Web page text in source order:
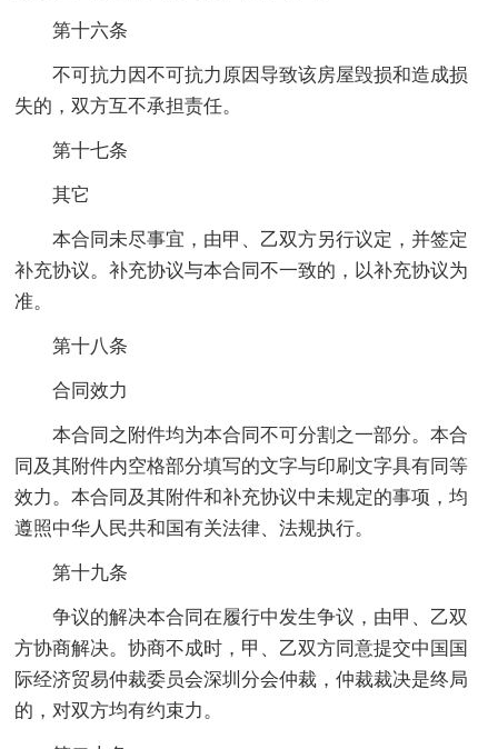
第十六条
不可抗力因不可抗力原因导致该房屋毁损和造成损
失的，双方互不承担责任。
第十七条
其它
本合同未尽事宜，由甲、乙双方另行议定，并签定
补充协议。补充协议与本合同不一致的，以补充协议为
准。
第十八条
合同效力
本合同之附件均为本合同不可分割之一部分。本合
同及其附件内空格部分填写的文字与印刷文字具有同等
效力。本合同及其附件和补充协议中未规定的事项，均
遵照中华人民共和国有关法律、法规执行。
第十九条
争议的解决本合同在履行中发生争议，由甲、乙双
方协商解决。协商不成时，甲、乙双方同意提交中国国
际经济贸易仲裁委员会深圳分会仲裁，仲裁裁决是终局
的，对双方均有约束力。